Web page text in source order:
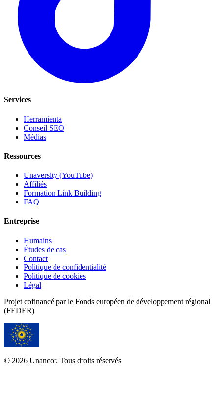
Services
Herramienta
Conseil SEO
Médias
Ressources
Unaversity (YouTube)
Affiliés
Formation Link Building
FAQ
Entreprise
Humains
Études de cas
Contact
Politique de confidentialité
Politique de cookies
Légal
Projet cofinancé par le Fonds européen de développement régional
(FEDER)
© 2026 Unancor. Tous droits réservés